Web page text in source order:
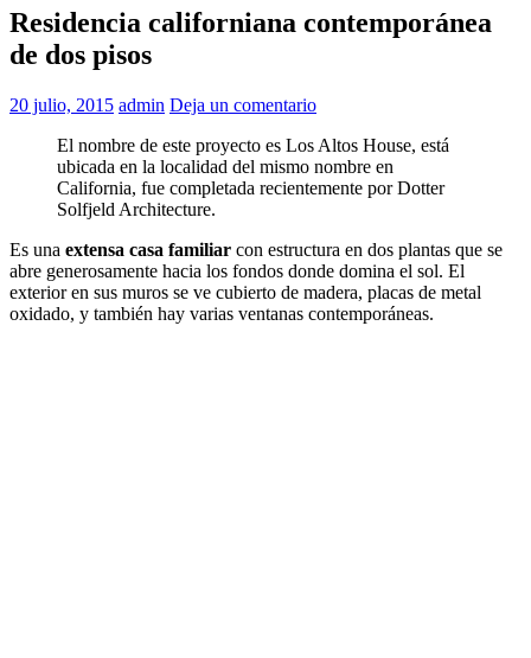
Residencia californiana contemporánea
de dos pisos
20 julio, 2015 admin Deja un comentario
El nombre de este proyecto es Los Altos House, está
ubicada en la localidad del mismo nombre en
California, fue completada recientemente por Dotter
Solfjeld Architecture.
Es una extensa casa familiar con estructura en dos plantas que se
abre generosamente hacia los fondos donde domina el sol. El
exterior en sus muros se ve cubierto de madera, placas de metal
oxidado, y también hay varias ventanas contemporáneas.